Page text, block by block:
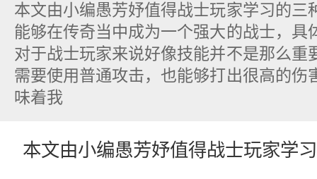
本文由小编愚芳妤值得战士玩家学习的三
能够在传奇当中成为一个强大的战士，具
对于战士玩家来说好像技能并不是那么重
需要使用普通攻击，也能够打出很高的伤
味着我
本文由小编愚芳妤值得战士玩家学